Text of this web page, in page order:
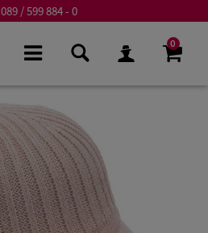
089 / 599 884 - 0
0